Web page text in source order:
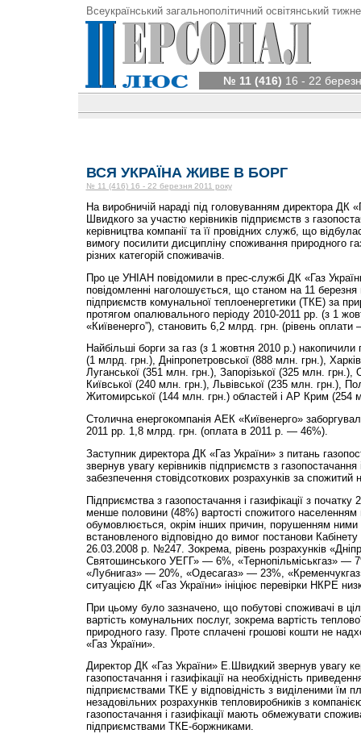
Всеукраїнський загальнополітичний освітянський
№ 11 (416) 16 - 22
ВСЯ УКРАЇНА ЖИВЕ В БОРГ
№ 11 (416) 16 - 22 березня 2011 року
На виробничій нараді під головуванням директора ДК
Швидкого за участю керівників підприємств з
керівництва компанії та її провідних служб, що
вимогу посилити дисципліну споживання природного
різних категорій споживачів.
Про це УНІАН повідомили в прес-службі ДК «Газ
повідомленні наголошується, що станом на 11 березня
підприємств комунальної теплоенергетики (ТКЕ) за
протягом опалювального періоду 2010-2011 рр. (з 1
«Київенерго”), становить 6,2 млрд. грн. (рівень
Найбільші борги за газ (з 1 жовтня 2010 р.)
(1 млрд. грн.), Дніпропетровської (888 млн. грн.),
Луганської (351 млн. грн.), Запорізької (325 млн. грн.),
Київської (240 млн. грн.), Львівської (235 млн. грн.),
Житомирської (144 млн. грн.) областей і АР Крим (254
Столична енергокомпанія АЕК «Київенерго»
2011 рр. 1,8 млрд. грн. (оплата в 2011 р. — 46%).
Заступник директора ДК «Газ України» з питань
звернув увагу керівників підприємств з газопостачання
забезпечення стовідсоткових розрахунків за спожитий
Підприємства з газопостачання і газифікації з початку
менше половини (48%) вартості спожитого населенням
обумовлюється, окрім інших причин, порушенням ними
встановленого відповідно до вимог постанови Кабінету
26.03.2008 р. №247. Зокрема, рівень розрахунків
Святошинського УЕГГ» — 6%, «Тернопільміськгаз» —
«Лубнигаз» — 20%, «Одесагаз» — 23%,
ситуацією ДК «Газ України» ініціює перевірки НКРЕ
При цьому було зазначено, що побутові споживачі в
вартість комунальних послуг, зокрема вартість
природного газу. Проте сплачені грошові кошти не
«Газ України».
Директор ДК «Газ України» Е.Швидкий звернув увагу
газопостачання і газифікації на необхідність
підприємствами ТКЕ у відповідність з виділеними їм
незадовільних розрахунків тепловиробників з
газопостачання і газифікації мають обмежувати
підприємствами ТКЕ-боржниками.